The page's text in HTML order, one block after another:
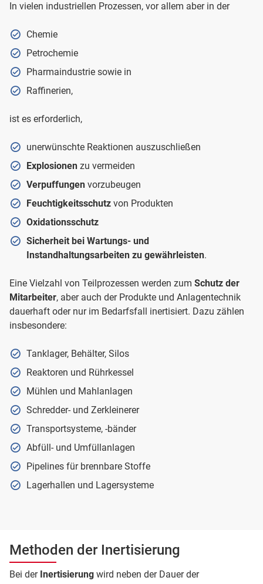
In vielen industriellen Prozessen, vor allem aber in der
Chemie
Petrochemie
Pharmaindustrie sowie in
Raffinerien,
ist es erforderlich,
unerwünschte Reaktionen auszuschließen
Explosionenzu vermeiden
Verpuffungenvorzubeugen
Feuchtigkeitsschutzvon Produkten
Oxidationsschutz
Sicherheit bei Wartungs- und
Instandhaltungsarbeiten zu gewährleisten.
Eine Vielzahl von Teilprozessen werden zum Schutz der
Mitarbeiter, aber auch der Produkte und Anlagentechnik
dauerhaft oder nur im Bedarfsfall inertisiert. Dazu zählen
insbesondere:
Tanklager, Behälter, Silos
Reaktoren und Rührkessel
Mühlen und Mahlanlagen
Schredder- und Zerkleinerer
Transportsysteme, -bänder
Abfüll- und Umfüllanlagen
Pipelines für brennbare Stoffe
Lagerhallen und Lagersysteme
Methoden der Inertisierung
Bei der Inertisierung wird neben der Dauer der